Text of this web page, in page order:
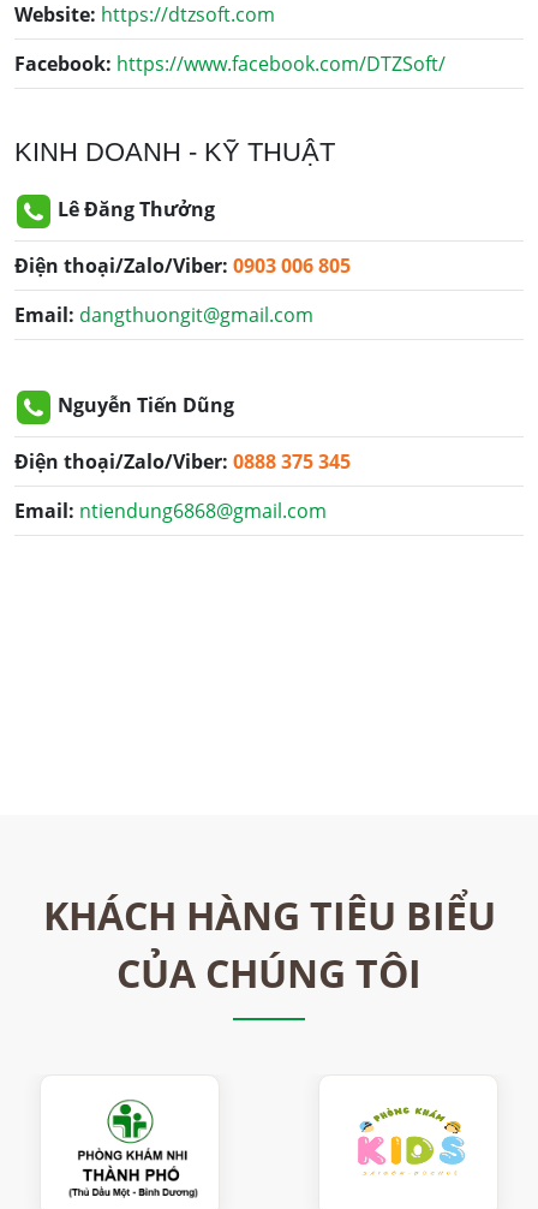
Website: https://dtzsoft.com
Facebook: https://www.facebook.com/DTZSoft/
KINH DOANH - KỸ THUẬT
Lê Đăng Thưởng
Điện thoại/Zalo/Viber: 0903 006 805
Email: dangthuongit@gmail.com
Nguyễn Tiến Dũng
Điện thoại/Zalo/Viber: 0888 375 345
Email: ntiendung6868@gmail.com
KHÁCH HÀNG TIÊU BIỂU
CỦA CHÚNG TÔI